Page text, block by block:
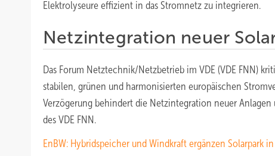
Elektrolyseure effizient in das Stromnetz zu integrieren.
Netzintegration neuer
Das Forum Netztechnik/Netzbetrieb im VDE (VDE FNN)
stabilen, grünen und harmonisierten europäischen
Verzögerung behindert die Netzintegration neuer Anlagen
des VDE FNN.
EnBW: Hybridspeicher und Windkraft ergänzen Solarpark